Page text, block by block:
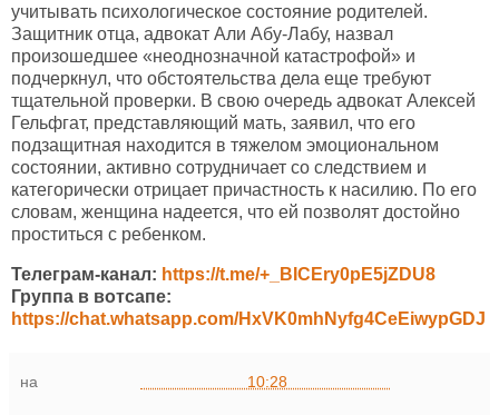
учитывать психологическое состояние родителей.
Защитник отца, адвокат Али Абу-Лабу, назвал
произошедшее «неоднозначной катастрофой» и
подчеркнул, что обстоятельства дела еще требуют
тщательной проверки. В свою очередь адвокат Алексей
Гельфгат, представляющий мать, заявил, что его
подзащитная находится в тяжелом эмоциональном
состоянии, активно сотрудничает со следствием и
категорически отрицает причастность к насилию. По его
словам, женщина надеется, что ей позволят достойно
проститься с ребенком.
Телеграм-канал: https://t.me/+_BICEry0pE5jZDU8
Группа в вотсапе:
https://chat.whatsapp.com/HxVK0mhNyfg4CeEiwypGDJ
на 10:28